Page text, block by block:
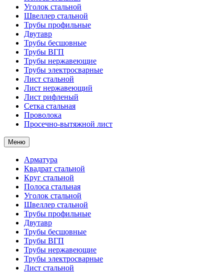
Уголок стальной
Швеллер стальной
Трубы профильные
Двутавр
Трубы бесшовные
Трубы ВГП
Трубы нержавеющие
Трубы электросварные
Лист стальной
Лист нержавеющий
Лист рифленый
Сетка стальная
Проволока
Просечно-вытяжной лист
Меню
Арматура
Квадрат стальной
Круг стальной
Полоса стальная
Уголок стальной
Швеллер стальной
Трубы профильные
Двутавр
Трубы бесшовные
Трубы ВГП
Трубы нержавеющие
Трубы электросварные
Лист стальной